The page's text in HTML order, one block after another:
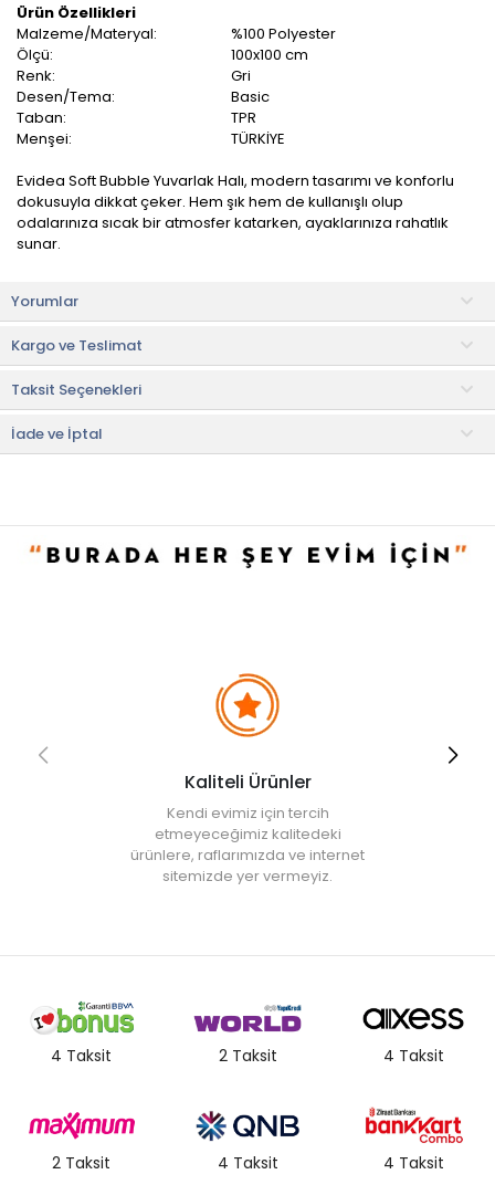
Ürün Özellikleri
Malzeme/Materyal:
%100 Polyester
Ölçü:
100x100 cm
Renk:
Gri
Desen/Tema:
Basic
Taban:
TPR
Menşei:
TÜRKİYE
Evidea Soft Bubble Yuvarlak Halı, modern tasarımı ve konforlu
dokusuyla dikkat çeker. Hem şık hem de kullanışlı olup
odalarınıza sıcak bir atmosfer katarken, ayaklarınıza rahatlık
sunar.
çıplak ayakla temas ettiğinizde rahatlık sunarak evde keyifli bir
kullanım sağlar.
Yuvarlak şekli ve sade tasarımı, modern dekorasyon anlayışına
mükemmel uyum sağlar. Minimalist görünümü sayesinde evin
her köşesinde kullanılabilir.
Kullanım ve Bakım Bilgileri
Bu fiyat perakende satışlar için belirlenmiştir. Toplu alımlar
Evidea tarafından incelenecek ve uygun bulunmayan siparişler
Yorumlar
Kargo ve Teslimat
Taksit Seçenekleri
İade ve İptal
Kaliteli Ürünler
Kendi evimiz için tercih
etmeyeceğimiz kalitedeki
ürünlere, raflarımızda ve internet
sitemizde yer vermeyiz.
4 Taksit 2 Taksit 4 Taksit
2 Taksit 4 Taksit 4 Taksit